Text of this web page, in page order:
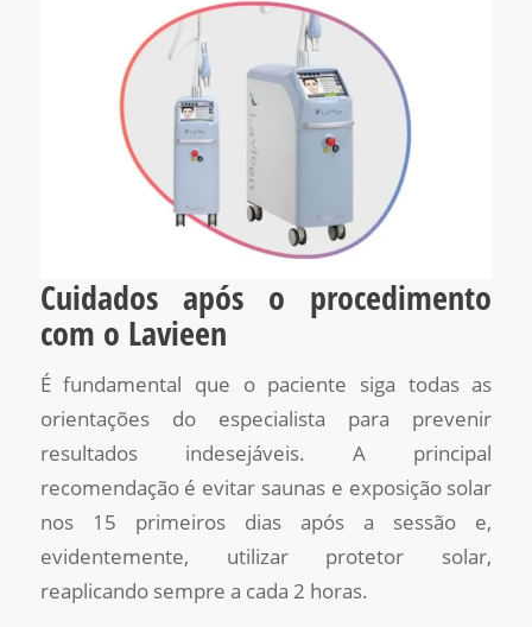
Cuidados após o procedimento
com o Lavieen
É fundamental que o paciente siga todas as
orientações do especialista para prevenir
resultados indesejáveis. A principal
recomendação é evitar saunas e exposição solar
nos 15 primeiros dias após a sessão e,
evidentemente, utilizar protetor solar,
reaplicando sempre a cada 2 horas.